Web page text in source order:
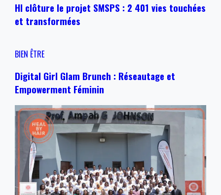
HI clôture le projet SMSPS : 2 401 vies touchées
et transformées
BIEN ÊTRE
Digital Girl Glam Brunch : Réseautage et
Empowerment Féminin